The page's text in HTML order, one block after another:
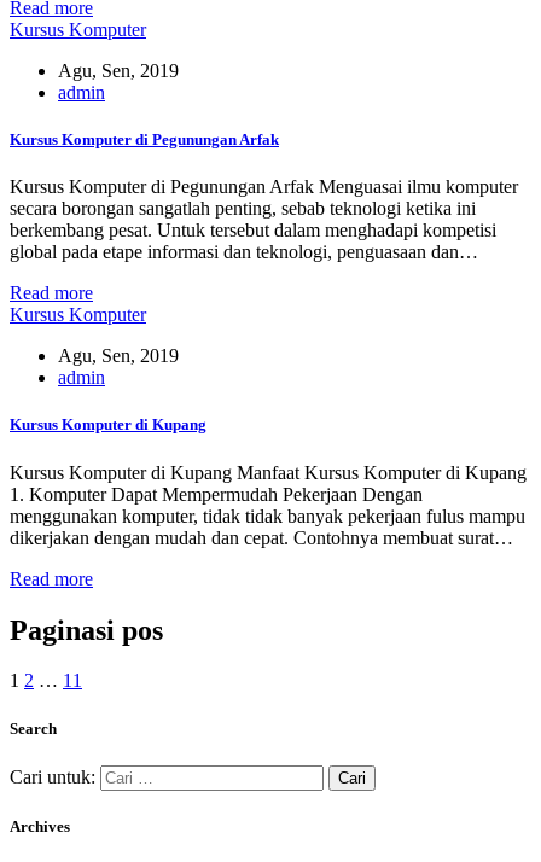
Read more
Kursus Komputer
Agu, Sen, 2019
admin
Kursus Komputer di Pegunungan Arfak
Kursus Komputer di Pegunungan Arfak Menguasai ilmu komputer
secara borongan sangatlah penting, sebab teknologi ketika ini
berkembang pesat. Untuk tersebut dalam menghadapi kompetisi
global pada etape informasi dan teknologi, penguasaan dan…
Read more
Kursus Komputer
Agu, Sen, 2019
admin
Kursus Komputer di Kupang
Kursus Komputer di Kupang Manfaat Kursus Komputer di Kupang
1. Komputer Dapat Mempermudah Pekerjaan Dengan
menggunakan komputer, tidak tidak banyak pekerjaan fulus mampu
dikerjakan dengan mudah dan cepat. Contohnya membuat surat…
Read more
Paginasi pos
1 2 … 11
Search
Cari untuk:
Archives